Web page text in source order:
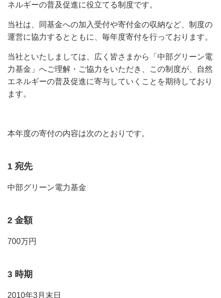
ネルギーの普及促進に役立てる制度です。
当社は、同基金への加入受付や寄付金の収納など、制度の
運営に協力するとともに、毎年度寄付を行っております。
当社といたしましては、広く皆さまから「中部グリーン電
力基金」へご理解・ご協力をいただき、この制度が、自然
エネルギーの普及促進に寄与していくことを期待しており
ます。
本年度の寄付の内容は次のとおりです。
1 宛先
中部グリーン電力基金
2 金額
700万円
3 時期
2010年3月末日